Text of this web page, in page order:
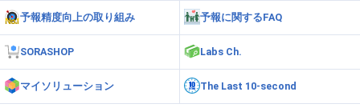
予報精度向上の取り組み 予報に関するFAQ
SORASHOP Labs Ch.
マイソリューション The Last 10-second